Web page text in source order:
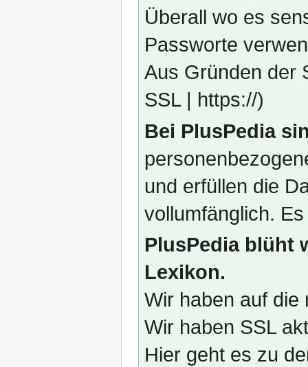
Überall wo es
Passworte
Aus Gründen der
SSL | https://)
Bei PlusPedia
und erfüllen die
vollumfänglich.
PlusPedia blüht
Lexikon.
Wir haben auf die
Wir haben SSL
Hier geht es zu